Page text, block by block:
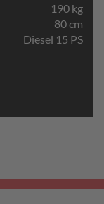
190 kg
80 cm
Diesel 15 PS